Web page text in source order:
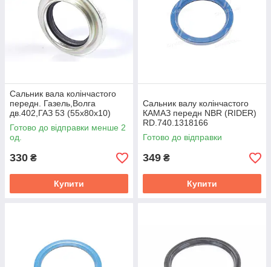
Сальник вала колiнчастого
передн. Газель,Волга
дв.402,ГАЗ 53 (55х80х10)
(Україна) 53-1005032-П
Готово до відправки менше 2
од.
330 ₴
Купити
Сальник валу колінчастого
КАМАЗ передн NBR (RIDER)
RD.740.1318166
Готово до відправки
349 ₴
Купити